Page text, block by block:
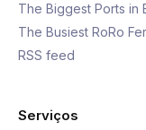
The Biggest Ports in
The Busiest RoRo
RSS feed
Serviços